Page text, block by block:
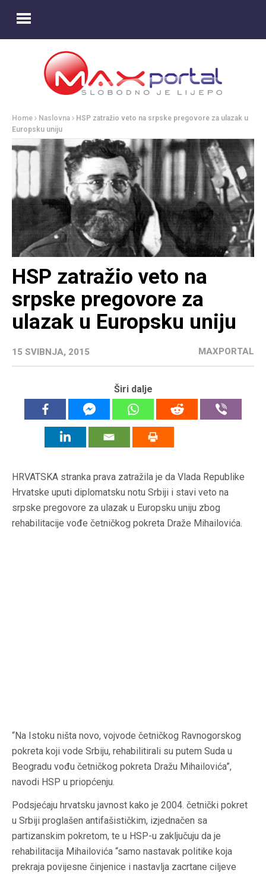
Home Naslovna
HSP zatražio veto na srpske pregovore za ulazak u
Europsku uniju
HSP zatražio veto na
srpske pregovore za
ulazak u Europsku uniju
15 SVIBNJA, 2015 MAXPORTAL
Širi dalje
HRVATSKA stranka prava zatražila je da Vlada Republike
Hrvatske uputi diplomatsku notu Srbiji i stavi veto na
srpske pregovore za ulazak u Europsku uniju zbog
rehabilitacije vođe četničkog pokreta Draže Mihailovića.
“Na Istoku ništa novo, vojvode četničkog Ravnogorskog
pokreta koji vode Srbiju, rehabilitirali su putem Suda u
Beogradu vođu četničkog pokreta Dražu Mihailovića”,
navodi HSP u priopćenju.
Podsjećaju hrvatsku javnost kako je 2004. četnički pokret
u Srbiji proglašen antifašističkim, izjednačen sa
partizanskim pokretom, te u HSP-u zaključuju da je
rehabilitacija Mihailovića “samo nastavak politike koja
prekraja povijesne činjenice i nastavlja zacrtane ciljeve